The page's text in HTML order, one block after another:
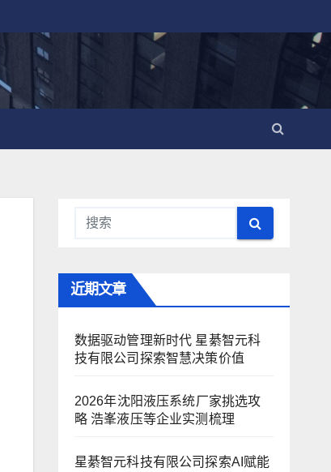
近期文章
数据驱动管理新时代 星綦智元科
技有限公司探索智慧决策价值
2026年沈阳液压系统厂家挑选攻
略 浩峯液压等企业实测梳理
星綦智元科技有限公司探索AI赋能